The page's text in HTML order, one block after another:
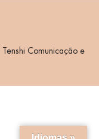
Tenshi Comunicação e